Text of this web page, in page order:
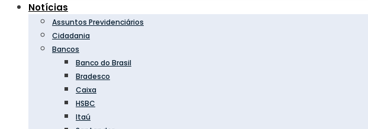
Notícias
Assuntos Previdenciários
Cidadania
Bancos
Banco do Brasil
Bradesco
Caixa
HSBC
Itaú